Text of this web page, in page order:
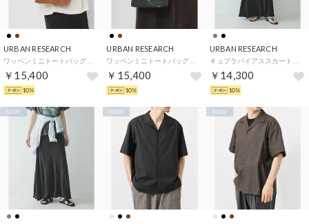
URBAN RESEARCH
￥15,400
10%
URBAN RESEARCH
￥15,400
10%
URBAN RESEARCH
￥14,300
10%
NEW NEW NEW